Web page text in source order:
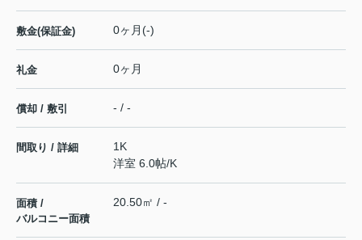
敷金(保証金) 0ヶ月(-)
礼金 0ヶ月
償却 / 敷引 - / -
間取り / 詳細
1K
洋室 6.0帖/K
面積 /
バルコニー面積
20.50㎡ / -